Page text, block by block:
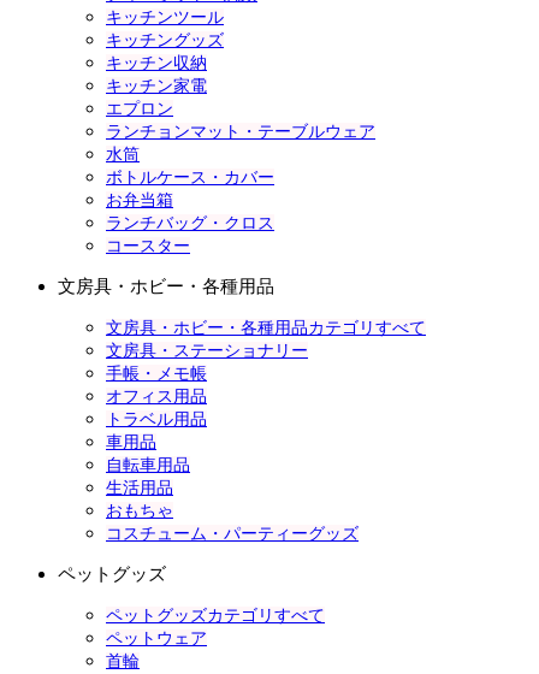
キッチンツール
キッチングッズ
キッチン収納
キッチン家電
エプロン
ランチョンマット・テーブルウェア
水筒
ボトルケース・カバー
お弁当箱
ランチバッグ・クロス
コースター
文房具・ホビー・各種用品
文房具・ホビー・各種用品カテゴリすべて
文房具・ステーショナリー
手帳・メモ帳
オフィス用品
トラベル用品
車用品
自転車用品
生活用品
おもちゃ
コスチューム・パーティーグッズ
ペットグッズ
ペットグッズカテゴリすべて
ペットウェア
首輪